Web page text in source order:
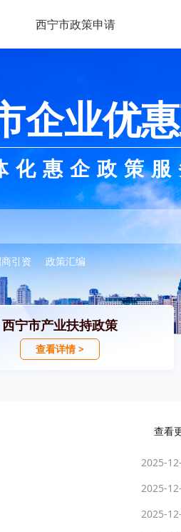
西宁市政策申请
企业优
化惠企政策服
引资 政策汇编
西宁市产业扶持政策
查看详情 >
查看
2025-
2025-
2025-